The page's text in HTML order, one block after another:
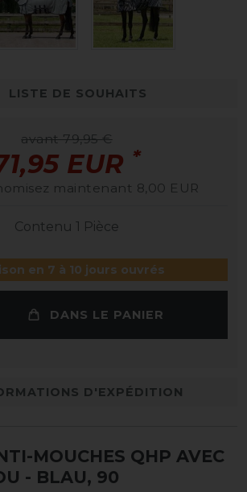
LISTE DE SOUHAITS
avant 79,95 €
EUR *
maintenant 8,00 EUR
Contenu 1 Pièce
en 7 à 10 jours ouvrés
DANS LE PANIER
D'EXPÉDITION
MOUCHES QHP AVEC
- BLAU, 90